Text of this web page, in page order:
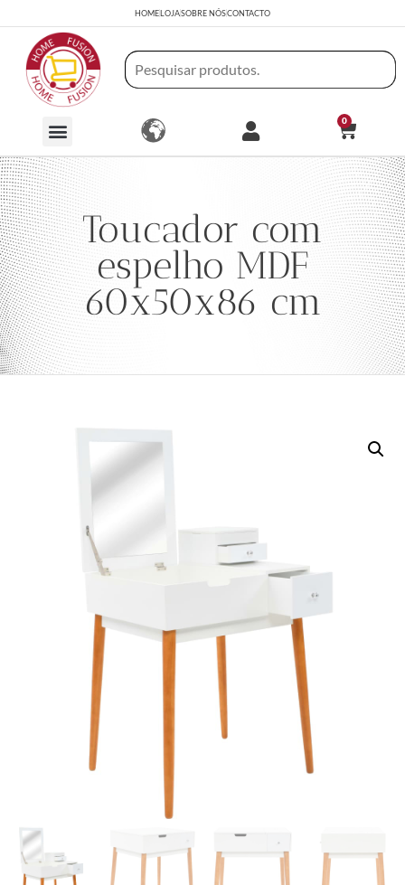
HOMELOJASOBRE NÓSCONTACTO
0
Toucador com
espelho MDF
60x50x86 cm